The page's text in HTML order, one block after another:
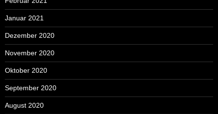
Januar 2021
Dezember 2020
November 2020
Oktober 2020
September 2020
August 2020